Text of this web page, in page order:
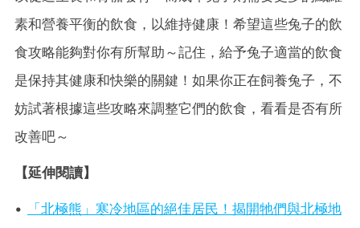
素和營養平衡的飲食，以維持健康！希望這些兔子的飲
食攻略能夠對你有所幫助～記住，給予兔子適當的飲食
是保持其健康和快樂的關鍵！如果你正在飼養兔子，不
妨試著根據這些攻略來調整它們的飲食，看看是否有所
改善吧～
【延伸閱讀】
•
「北極熊」寒冷地區的絕佳居民！揭開牠們與北極地